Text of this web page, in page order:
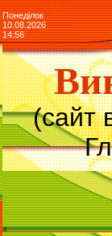
Понеділок
10.08.2026
14:56
(сайт
»